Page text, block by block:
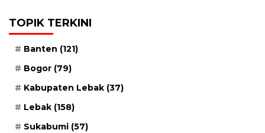
TOPIK TERKINI
Banten (121)
Bogor (79)
Kabupaten Lebak (37)
Lebak (158)
Sukabumi (57)